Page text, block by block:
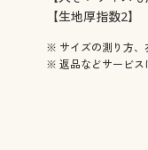
【生地厚指数2】
※ サイズの測り方、
※ 返品などサービス